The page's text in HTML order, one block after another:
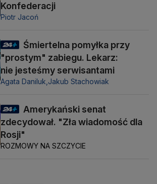
Konfederacji
Piotr Jacoń
Śmiertelna pomyłka przy
"prostym" zabiegu. Lekarz:
nie jesteśmy serwisantami
Agata Daniluk,Jakub Stachowiak
Amerykański senat
zdecydował. "Zła wiadomość dla
Rosji"
ROZMOWY NA SZCZYCIE